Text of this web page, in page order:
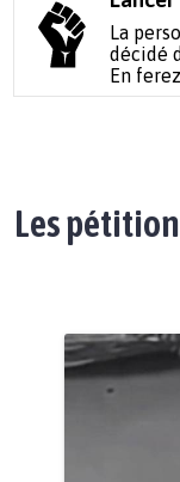
La
décidé
En
Les